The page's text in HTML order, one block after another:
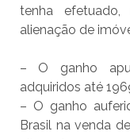
tenha
alienação de
– O ganho
adquiridos até
– O ganho
Brasil na venda